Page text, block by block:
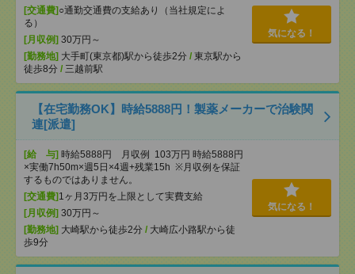
[交通費] ○通勤交通費の支給あり（当社規定によ
る）
[月収例] 30万円～
[勤務地] 大手町(東京都)駅から徒歩2分 / 東京駅から
徒歩8分 / 三越前駅
気になる！
【在宅勤務OK】時給5888円！製薬メーカーで治験関
連[派遣]
[給 与] 時給5888円 月収例 103万円 時給5888円
×実働7h50m×週5日×4週+残業15h ※月収例を保証
するものではありません。
[交通費] 1ヶ月3万円を上限として実費支給
[月収例] 30万円～
[勤務地] 大崎駅から徒歩2分 / 大崎広小路駅から徒
歩9分
気になる！